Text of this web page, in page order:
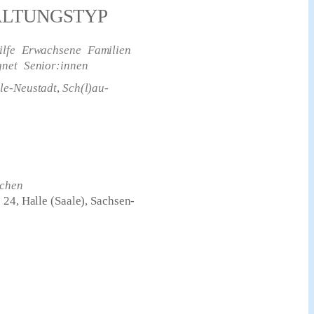
Erwachsene Familien
Senior:innen
Neustadt, Sch(l)au-
Halle (Saale), Sachsen-